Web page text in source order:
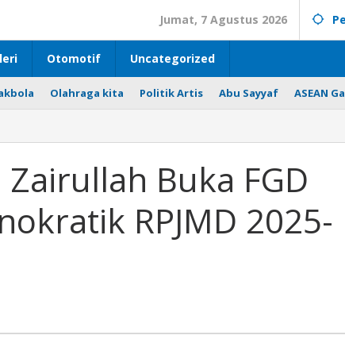
Jumat, 7 Agustus 2026
Otomotif Uncategorized
Olahraga kita Politik Artis Abu Sayyaf ASEAN
Buka FGD
RPJMD 2025-